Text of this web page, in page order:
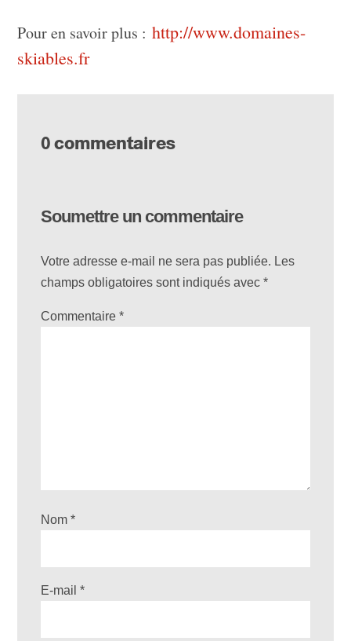
Pour en savoir plus :http://www.domaines-
skiables.fr
0 commentaires
Soumettre un commentaire
Votre adresse e-mail ne sera pas publiée. Les
champs obligatoires sont indiqués avec*
Commentaire*
Nom*
E-mail*